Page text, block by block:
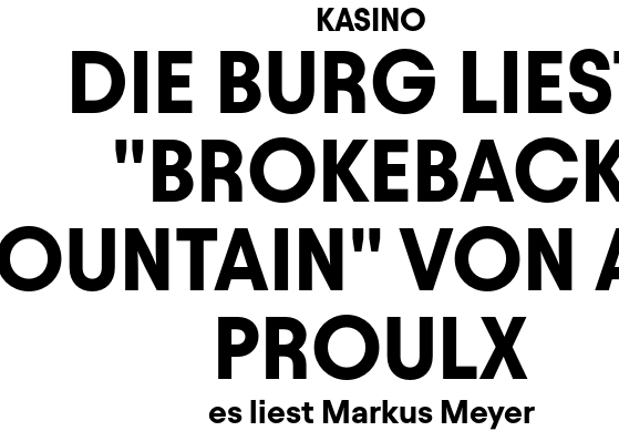
DIE BURG
VON
PROULX
KASINO
es liest Markus Meyer